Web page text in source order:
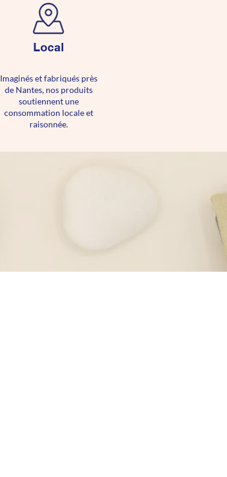
Local
Imaginés et fabriqués près
de Nantes, nos produits
soutiennent une
consommation locale et
raisonnée.